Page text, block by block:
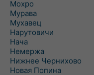
Мохро
Мурава
Мухавец
Нарутовичи
Нача
Немержа
Нижнее Чернихово
Новая Попина